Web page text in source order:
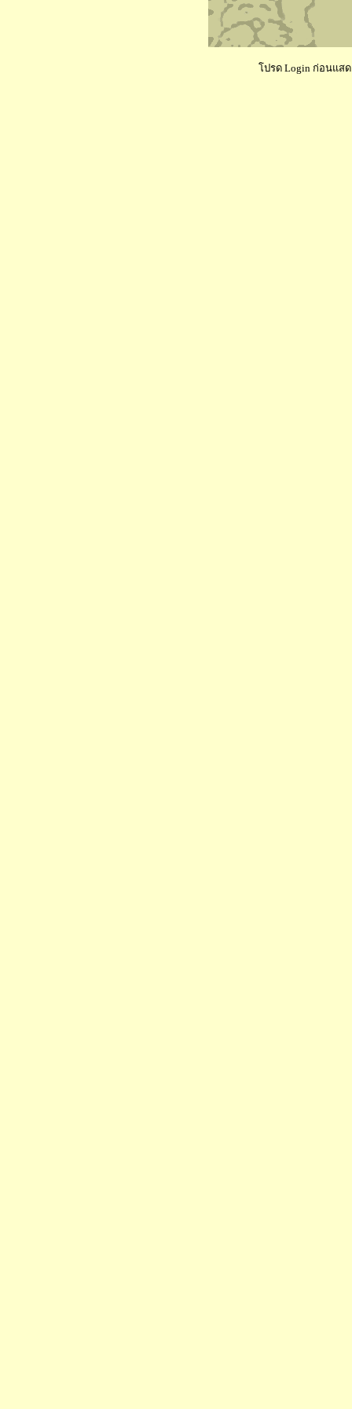
โปรด Login ก่อนแสด